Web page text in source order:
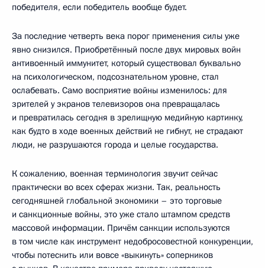
победителя, если победитель вообще будет.
За последние четверть века порог применения силы уже
явно снизился. Приобретённый после двух мировых войн
антивоенный иммунитет, который существовал буквально
на психологическом, подсознательном уровне, стал
ослабевать. Само восприятие войны изменилось: для
зрителей у экранов телевизоров она превращалась
и превратилась сегодня в зрелищную медийную картинку,
как будто в ходе военных действий не гибнут, не страдают
люди, не разрушаются города и целые государства.
К сожалению, военная терминология звучит сейчас
практически во всех сферах жизни. Так, реальность
сегодняшней глобальной экономики – это торговые
и санкционные войны, это уже стало штампом средств
массовой информации. Причём санкции используются
в том числе как инструмент недобросовестной конкуренции,
чтобы потеснить или вовсе «выкинуть» соперников